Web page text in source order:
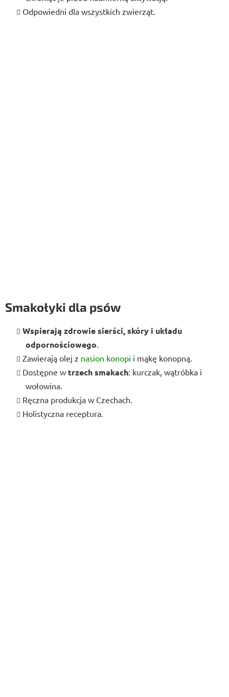
Odpowiedni dla wszystkich zwierząt.
Smakołyki dla psów
Wspierają zdrowie sierści, skóry i układu
odpornościowego.
Zawierają olej z nasion konopi i mąkę konopną.
Dostępne w trzech smakach: kurczak, wątróbka i
wołowina.
Ręczna produkcja w Czechach.
Holistyczna receptura.